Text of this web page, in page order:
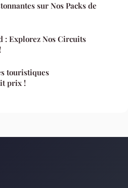
sur Nos Packs de
: Explorez Nos Circuits
touristiques
prix !